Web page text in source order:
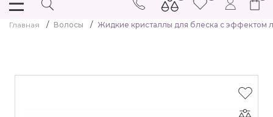
Главная Волосы Жидкие кристаллы для блеска с эффектом